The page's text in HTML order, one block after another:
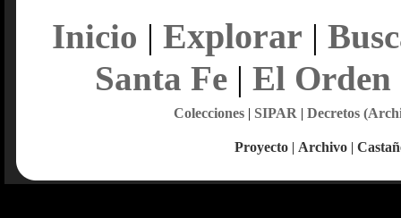
Inicio | Explorar |
Santa Fe| El Orden
Colecciones| SIPAR | Decretos
Proyecto | Archivo |